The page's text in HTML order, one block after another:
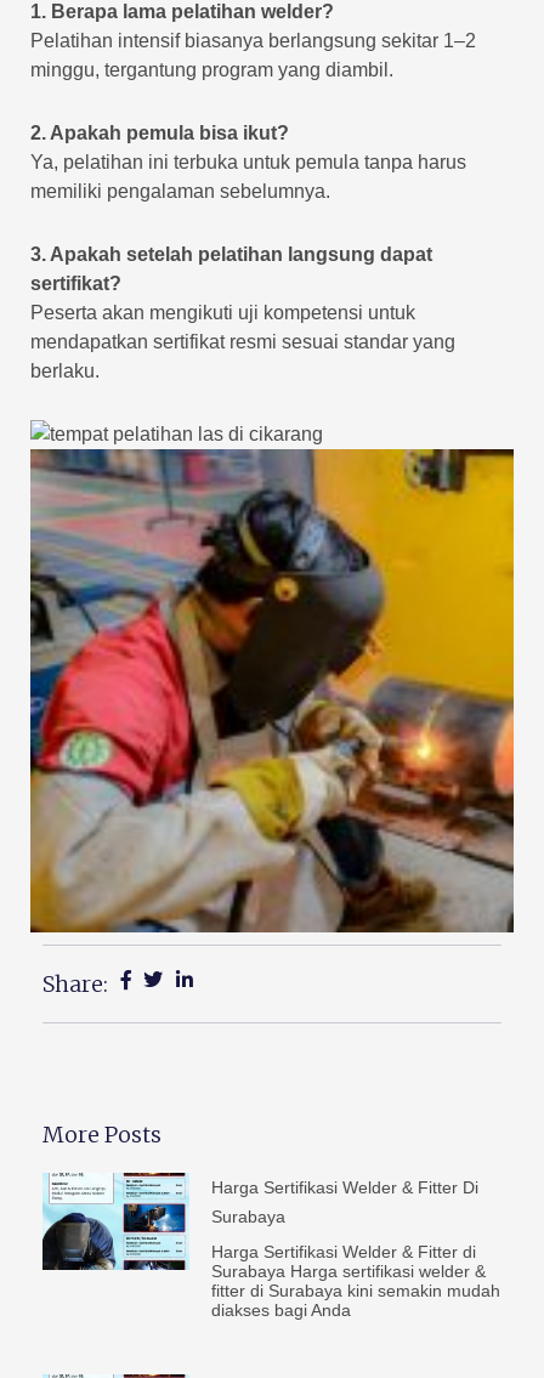
1. Berapa lama pelatihan welder?
Pelatihan intensif biasanya berlangsung sekitar 1–2
minggu, tergantung program yang diambil.
2. Apakah pemula bisa ikut?
Ya, pelatihan ini terbuka untuk pemula tanpa harus
memiliki pengalaman sebelumnya.
3. Apakah setelah pelatihan langsung dapat
sertifikat?
Peserta akan mengikuti uji kompetensi untuk
mendapatkan sertifikat resmi sesuai standar yang
berlaku.
Share:
More Posts
Harga Sertifikasi Welder & Fitter Di
Surabaya
Harga Sertifikasi Welder & Fitter di
Surabaya Harga sertifikasi welder &
fitter di Surabaya kini semakin mudah
diakses bagi Anda